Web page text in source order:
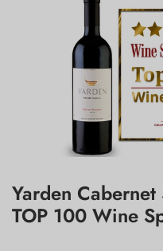
Yarden
TOP 100 Wine